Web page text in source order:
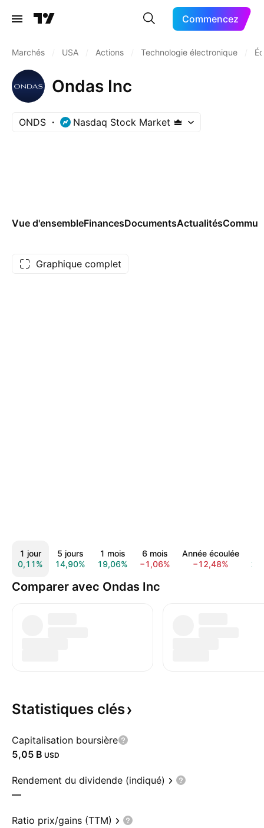
Commencez
Marchés USA Actions Technologie électronique
Ondas Inc
ONDS Nasdaq Stock Market
Vue d'ensembleFinancesDocumentsActualités
Graphique complet
1 jour
0,11%
5 jours
14,90%
1 mois
19,06%
6 mois
−1,06%
Année écoulée
−12,48%
Comparer avec Ondas Inc
Statistiques clés
Capitalisation boursière
‪5,05 B‬ USD
Rendement du dividende (indiqué)
—
Ratio prix/gains (TTM)